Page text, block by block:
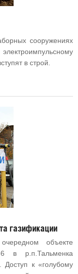
сооружениях
в строй.
газификации
объекте
в р.п.Тальменка
к «голубому